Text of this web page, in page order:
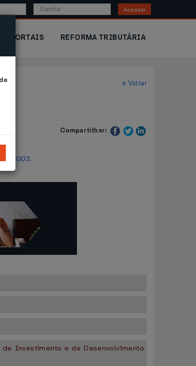
Acessar
PORTAIS REFORMA TRIBUTÁRIA
Voltar
Compartilhar:
de 2003.
de Investimento e de Desenvolvimento